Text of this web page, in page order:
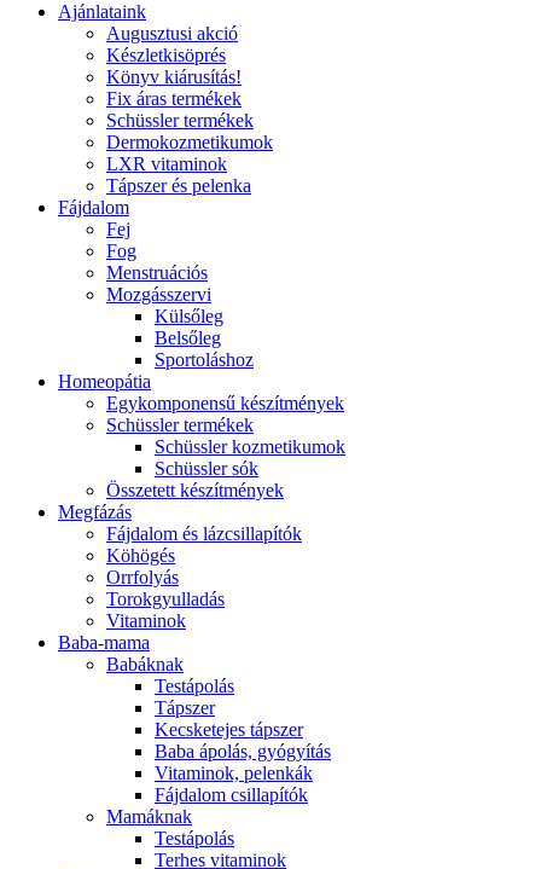
Ajánlataink
Augusztusi akció
Készletkisöprés
Könyv kiárusítás!
Fix áras termékek
Schüssler termékek
Dermokozmetikumok
LXR vitaminok
Tápszer és pelenka
Fájdalom
Fej
Fog
Menstruációs
Mozgásszervi
Külsőleg
Belsőleg
Sportoláshoz
Homeopátia
Egykomponensű készítmények
Schüssler termékek
Schüssler kozmetikumok
Schüssler sók
Összetett készítmények
Megfázás
Fájdalom és lázcsillapítók
Köhögés
Orrfolyás
Torokgyulladás
Vitaminok
Baba-mama
Babáknak
Testápolás
Tápszer
Kecsketejes tápszer
Baba ápolás, gyógyítás
Vitaminok, pelenkák
Fájdalom csillapítók
Mamáknak
Testápolás
Terhes vitaminok